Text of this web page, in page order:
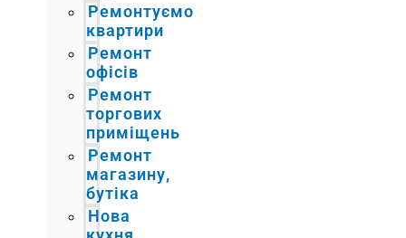
Ремонтуємо
квартири
Ремонт
офісів
Ремонт
торгових
приміщень
Ремонт
магазину,
бутіка
Нова